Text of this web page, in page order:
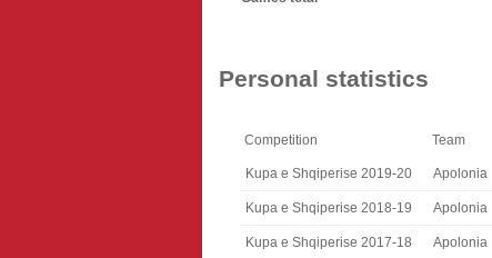
Personal statistics
Competition Team
Kupa e Shqiperise 2019-20 Apolonia
Kupa e Shqiperise 2018-19 Apolonia
Kupa e Shqiperise 2017-18 Apolonia